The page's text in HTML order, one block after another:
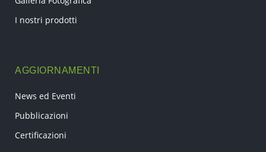
I nostri prodotti
AGGIORNAMENTI
News ed Eventi
Pubblicazioni
Certificazioni